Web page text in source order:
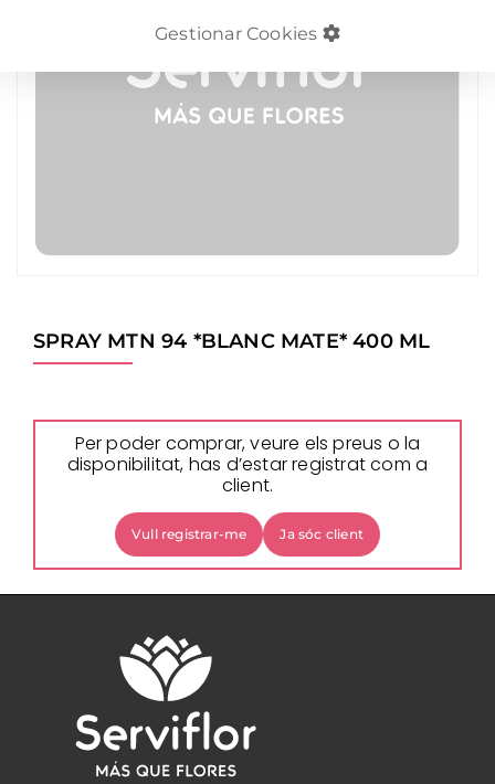
SPRAY MTN 94 *BLANC MATE* 400 ML
Per poder comprar, veure els preus o la
disponibilitat, has d’estar registrat com a
client.
Vull registrar-me Ja sóc client
Gestionar Cookies